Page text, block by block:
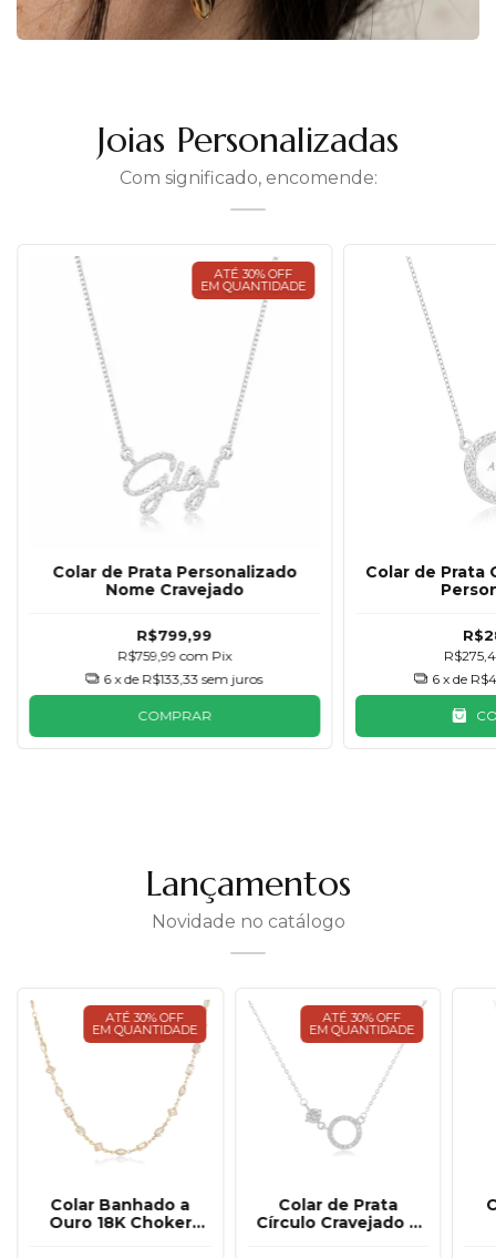
Joias Personalizadas
Com significado, encomende:
ATÉ 30% OFF
EM QUANTIDADE
Colar de Prata Personalizado
Nome Cravejado
R$799,99
R$759,99com Pix
6 x de R$133,33 sem juros
COMPRAR
Colar de Prata
6 x de
Lançamentos
Novidade no catálogo
ATÉ 30% OFF
EM QUANTIDADE
Colar Banhado a
Ouro 18K Choker
ATÉ 30% OFF
EM QUANTIDADE
Colar de Prata
Círculo Cravejado e